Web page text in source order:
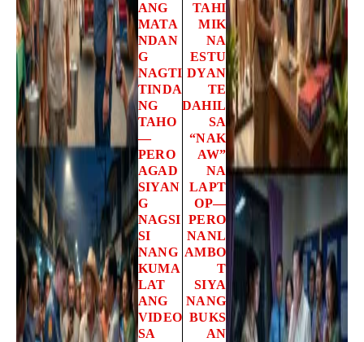
ANG
MATA
NDAN
G
NAGTI
TINDA
NG
TAHO
—
PERO
AGAD
SIYAN
G
NAGSI
SI
NANG
KUMA
LAT
ANG
VIDEO
SA
TAHI
MIK
NA
ESTU
DYAN
TE
DAHIL
SA
“NAK
AW”
NA
LAPT
OP—
PERO
NANL
AMBO
T
SIYA
NANG
BUKS
AN